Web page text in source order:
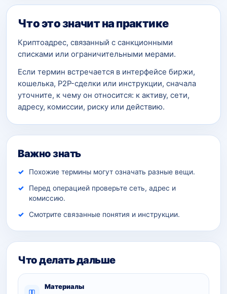
Что это значит на практике
Криптоадрес, связанный с санкционными
списками или ограничительными мерами.
Если термин встречается в интерфейсе биржи,
кошелька, P2P-сделки или инструкции, сначала
уточните, к чему он относится: к активу, сети,
адресу, комиссии, риску или действию.
Важно знать
Похожие термины могут означать разные вещи.
Перед операцией проверьте сеть, адрес и
комиссию.
Смотрите связанные понятия и инструкции.
Что делать дальше
Материалы